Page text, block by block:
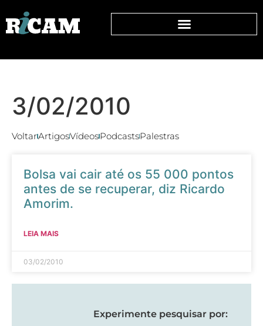
3/02/2010
VoltarArtigosVídeosPodcastsPalestras
Bolsa vai cair até os 55 000 pontos
antes de se recuperar, diz Ricardo
Amorim.
LEIA MAIS
03/02/2010
Experimente pesquisar por: